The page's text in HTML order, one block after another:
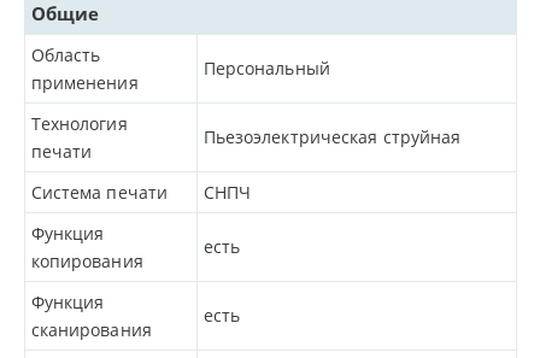
Общие
Область
применения
Персональный
Технология
печати
Пьезоэлектрическая струйная
Система печати
СНПЧ
Функция
копирования
есть
Функция
сканирования
есть